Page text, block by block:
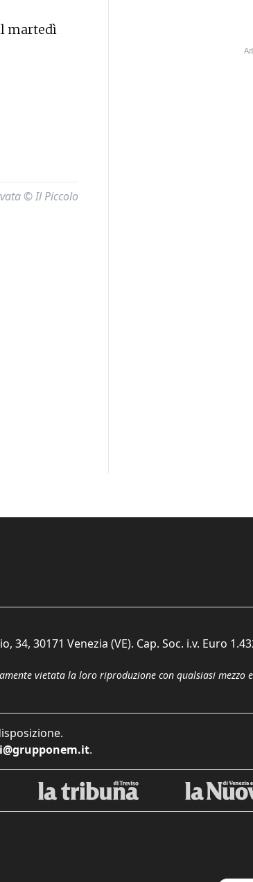
martedì
© Il Piccolo
30171 Venezia (VE). Cap. Soc. i.v. Euro
vietata la loro riproduzione con qualsiasi mezzo
.